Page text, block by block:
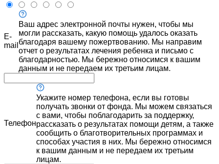
E-
mail
Ваш адрес электронной почты нужен, чтобы мы
могли рассказать, какую помощь удалось оказать
благодаря вашему пожертвованию. Мы направим
отчет о результатах лечения ребенка и письмо с
благодарностью. Мы бережно относимся к вашим
данным и не передаем их третьим лицам.
Телефон
Укажите номер телефона, если вы готовы
получать звонки от фонда. Мы можем связаться
с вами, чтобы поблагодарить за поддержку,
рассказать о результатах помощи детям, а также
сообщить о благотворительных программах и
способах участия в них. Мы бережно относимся
к вашим данным и не передаем их третьим
лицам.